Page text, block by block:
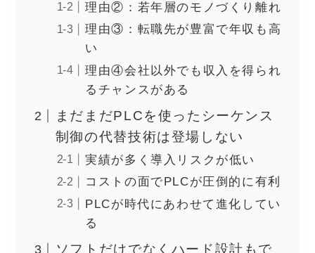
理由②：若年層のモノづくり離れ
理由③：転職先が豊富で年収も高
い
理由④会社以外でも収入を得られ
るチャンスがある
まだまだPLCを使ったシーケンス
制御の代替技術は登場しない
実績が多く導入リスクが低い
コストの面でPLCが圧倒的に有利
PLCが時代にあわせて進化してい
る
ソフトだけでなくハード設計もで